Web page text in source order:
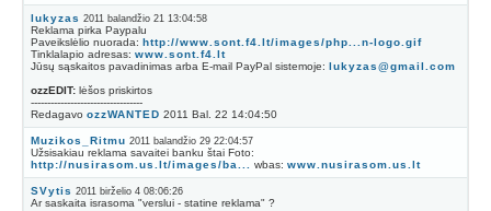
lukyzas 2011 balandžio 21 13:04:58
Reklama pirka Paypalu
Paveikslėlio nuorada: http://www.sont.f4.lt/images/php...n-logo.gif
Tinklalapio adresas: www.sont.f4.lt
Jūsų sąskaitos pavadinimas arba E-mail PayPal sistemoje:
lukyzas@gmail.com
ozzEDIT:lėšos priskirtos
----------------------------------
Redagavo ozzWANTED 2011 Bal. 22 14:04:50
Muzikos_Ritmu 2011 balandžio 29 22:04:57
Užsisakiau reklama savaitei banku štai Foto:
http://nusirasom.us.lt/images/ba... wbas: www.nusirasom.us.lt
SVytis 2011 birželio 4 08:06:26
Ar saskaita israsoma "verslui - statine reklama" ?